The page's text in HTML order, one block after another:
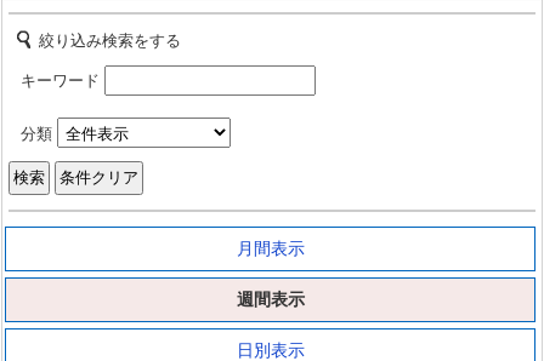
絞り込み検索をする
キーワード
分類
月間表示
週間表示
日別表示